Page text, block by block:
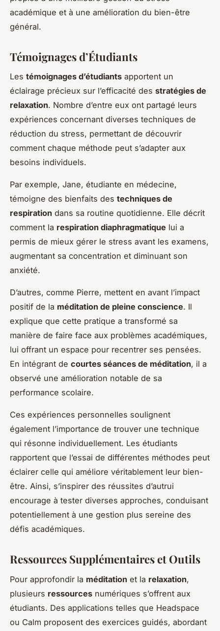
académique et à une amélioration du bien-être
général.
Témoignages d’Étudiants
Les témoignages d’étudiants apportent un
éclairage précieux sur l’efficacité des stratégies de
relaxation. Nombre d’entre eux ont partagé leurs
expériences concernant diverses techniques de
réduction du stress, permettant de découvrir
comment chaque méthode peut s’adapter aux
besoins individuels.
Par exemple, Jane, étudiante en médecine,
témoigne des bienfaits des techniques de
respiration dans sa routine quotidienne. Elle décrit
comment la respiration diaphragmatique lui a
permis de mieux gérer le stress avant les examens,
augmentant sa concentration et diminuant son
anxiété.
D’autres, comme Pierre, mettent en avant l’impact
positif de la méditation de pleine conscience. Il
explique que cette pratique a transformé sa
manière de faire face aux problèmes académiques,
lui offrant un espace pour recentrer ses pensées.
En intégrant de courtes séances de méditation, il a
observé une amélioration notable de sa
performance scolaire.
Ces expériences personnelles soulignent
également l’importance de trouver une technique
qui résonne individuellement. Les étudiants
rapportent que l’essai de différentes méthodes peut
éclairer celle qui améliore véritablement leur bien-
être. Ainsi, s’inspirer des réussites d’autrui
encourage à tester diverses approches, conduisant
potentiellement à une gestion plus sereine des
défis académiques.
Ressources Supplémentaires et Outils
Pour approfondir la méditation et la relaxation,
plusieurs ressources numériques s’offrent aux
étudiants. Des applications telles que Headspace
ou Calm proposent des exercices guidés, abordant